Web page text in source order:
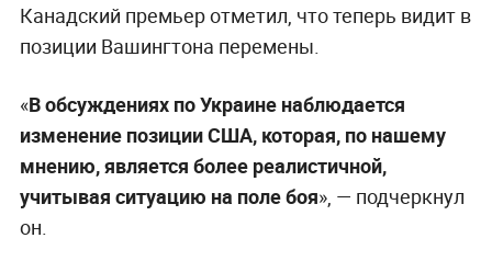
Канадский премьер отметил, что теперь видит в
позиции Вашингтона перемены.
«В обсуждениях по Украине наблюдается
изменение позиции США, которая, по нашему
мнению, является более реалистичной,
учитывая ситуацию на поле боя», — подчеркнул
он.